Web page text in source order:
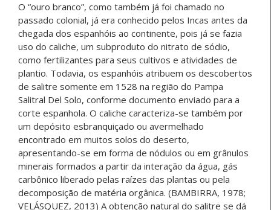
O “ouro branco”, como também já foi chamado no
passado colonial, já era conhecido pelos Incas antes da
chegada dos espanhóis ao continente, pois já se fazia
uso do caliche, um subproduto do nitrato de sódio,
como fertilizantes para seus cultivos e atividades de
plantio. Todavia, os espanhóis atribuem os descobertos
de salitre somente em 1528 na região do Pampa
Salitral Del Solo, conforme documento enviado para a
corte espanhola. O caliche caracteriza-se também por
um depósito esbranquiçado ou avermelhado
encontrado em muitos solos do deserto,
apresentando-se em forma de nódulos ou em grânulos
minerais formados a partir da interação da água, gás
carbônico liberado pelas raízes das plantas ou pela
decomposição de matéria orgânica. (BAMBIRRA, 1978;
VELÁSQUEZ, 2013) A obtenção natural do salitre se dá